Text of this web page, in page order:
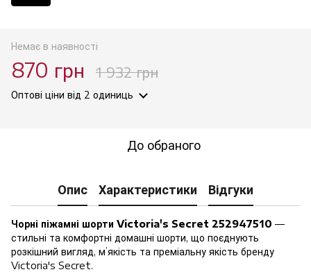
Немає в наявності
870 грн 1 932 грн
Оптові ціни від 2 одиниць
До обраного
Опис Характеристики Відгуки
Чорні піжамні шорти Victoria's Secret 252947510 —
стильні та комфортні домашні шорти, що поєднують
розкішний вигляд, м’якість та преміальну якість бренду
Victoria's Secret.